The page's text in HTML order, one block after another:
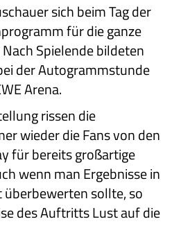
sich beim Tag der
für die ganze
Spielende bildeten
der Autogrammstunde
Arena.
rissen die
wieder die Fans von den
für bereits großartige
wenn man Ergebnisse in
sollte, so
des Auftritts Lust auf die